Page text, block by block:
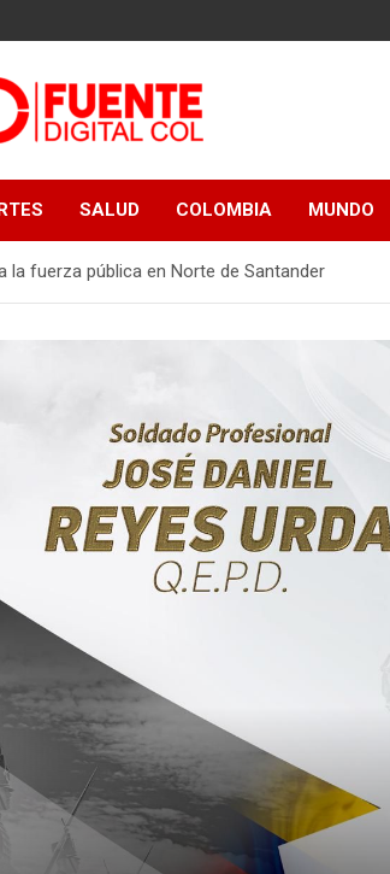
Digital
Col
SALUD COLOMBIA MUNDO
fuerza pública en Norte de Santander